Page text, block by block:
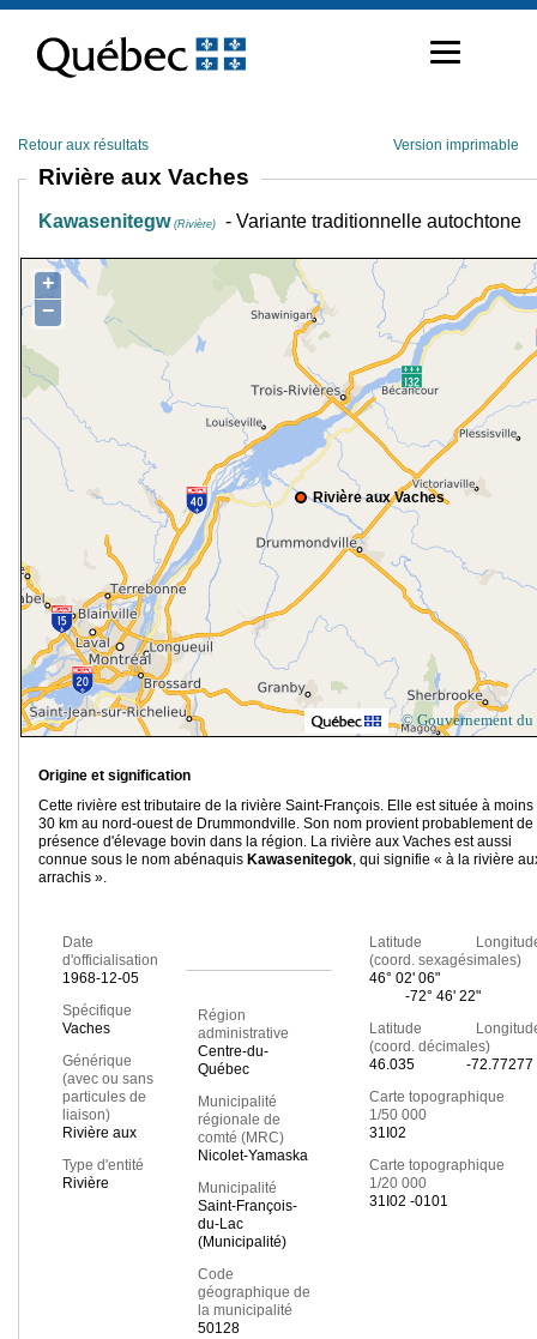
contenu
Retour aux résultats Version imprimable
Rivière aux Vaches
Kawasenitegw (Rivière) - Variante traditionnelle autochtone
Rivière aux Vaches
+
−
© Gouvernement du
Origine et signification
Cette rivière est tributaire de la rivière Saint-François. Elle est située à moins
30 km au nord-ouest de Drummondville. Son nom provient probablement de
présence d'élevage bovin dans la région. La rivière aux Vaches est aussi
connue sous le nom abénaquis Kawasenitegok, qui signifie « à la rivière
arrachis ».
Date
d'officialisation
1968-12-05
Spécifique
Vaches
Générique
(avec ou sans
particules de
liaison)
Rivière aux
Type d'entité
Rivière
Région
administrative
Centre-du-
Québec
Municipalité
régionale de
comté (MRC)
Nicolet-Yamaska
Municipalité
Saint-François-
du-Lac
(Municipalité)
Code
géographique de
la municipalité
50128
Latitude
(coord. sexagésimales)
46° 02' 06"
-72° 46' 22"
Latitude
(coord. décimales)
46.035
-72.77277
Carte topographique
1/50 000
31I02
Carte topographique
1/20 000
31I02 -0101